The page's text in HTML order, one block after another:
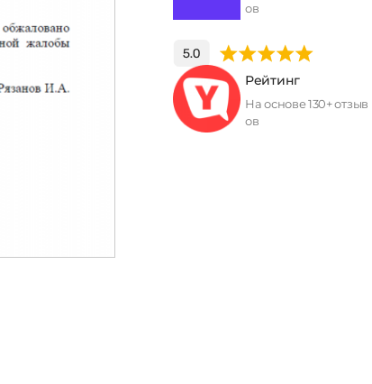
ов
Рейтинг
На основе 130+ отзыв
ов